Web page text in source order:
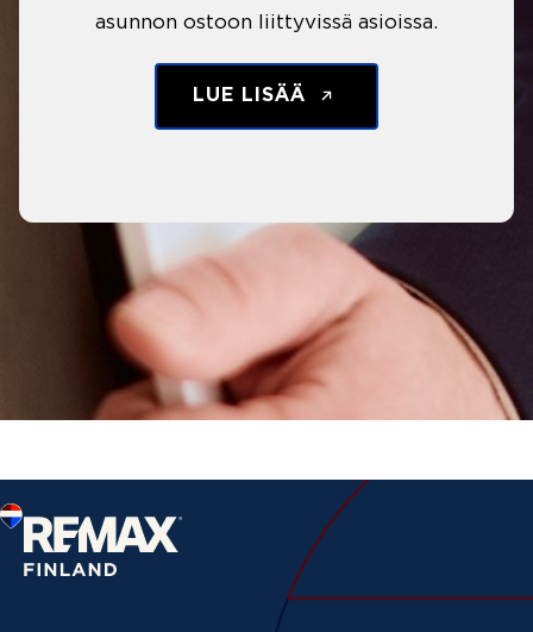
asunnon ostoon liittyvissä asioissa.
LUE LISÄÄ